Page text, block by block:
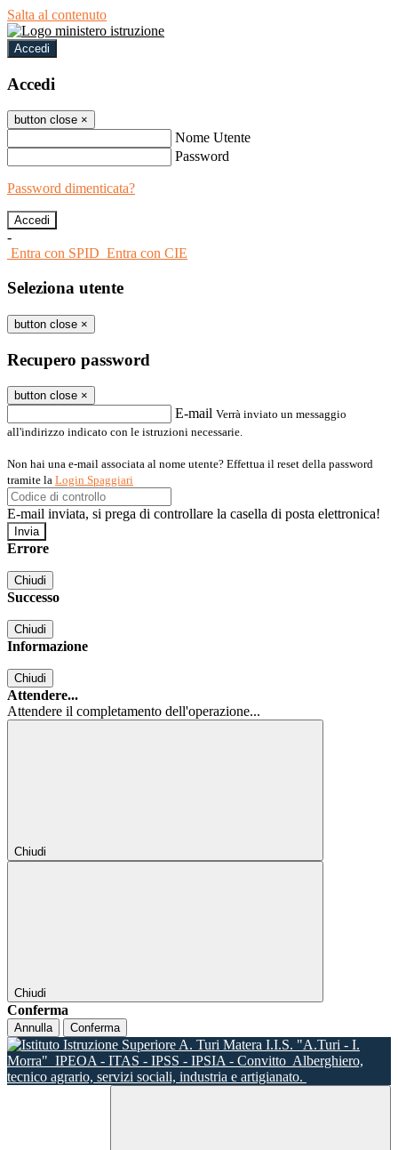
Salta al contenuto
Accedi
Accedi
button close ×
Nome Utente
Password
Password dimenticata?
-
Entra con SPID Entra con CIE
Seleziona utente
button close ×
Recupero password
button close ×
E-mail Verrà inviato un messaggio
all'indirizzo indicato con le istruzioni necessarie.
Non hai una e-mail associata al nome utente? Effettua il reset della password
tramite la Login Spaggiari
E-mail inviata, si prega di controllare la casella di posta elettronica!
Errore
Chiudi
Successo
Chiudi
Informazione
Chiudi
Attendere...
Attendere il completamento dell'operazione...
Chiudi
Chiudi
Conferma
Annulla Conferma
I.I.S. "A.Turi - I.
Morra" IPEOA - ITAS - IPSS - IPSIA - Convitto Alberghiero,
tecnico agrario, servizi sociali, industria e artigianato.